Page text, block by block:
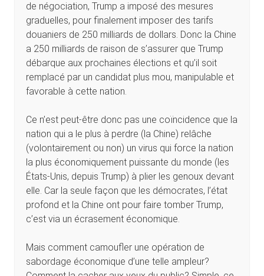
de négociation, Trump a imposé des mesures
graduelles, pour finalement imposer des tarifs
douaniers de 250 milliards de dollars. Donc la Chine
a 250 milliards de raison de s’assurer que Trump
débarque aux prochaines élections et qu’il soit
remplacé par un candidat plus mou, manipulable et
favorable à cette nation.
Ce n’est peut-être donc pas une coïncidence que la
nation qui a le plus à perdre (la Chine) relâche
(volontairement ou non) un virus qui force la nation
la plus économiquement puissante du monde (les
États-Unis, depuis Trump) à plier les genoux devant
elle. Car la seule façon que les démocrates, l’état
profond et la Chine ont pour faire tomber Trump,
c’est via un écrasement économique.
Mais comment camoufler une opération de
sabordage économique d’une telle ampleur?